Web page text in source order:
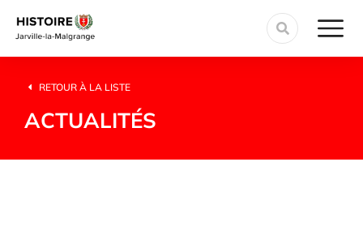
RETOUR À LA LISTE
ACTUALITÉS